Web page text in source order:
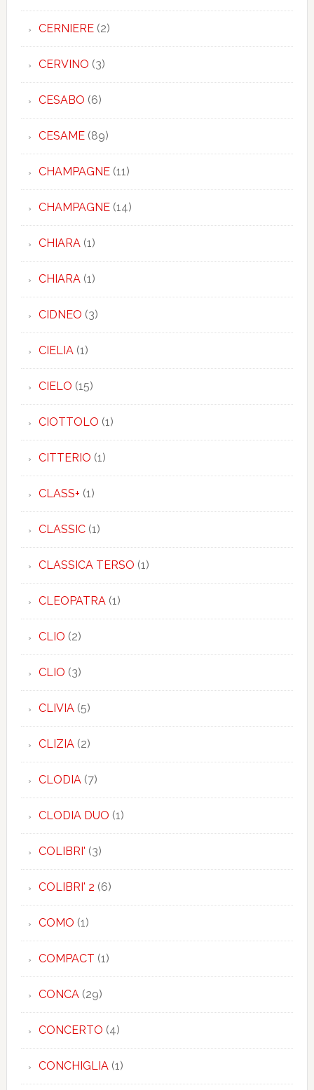
CERNIERE(2)
CERVINO (3)
CESABO (6)
CESAME(89)
CHAMPAGNE(11)
CHAMPAGNE(14)
CHIARA(1)
CHIARA(1)
CIDNEO (3)
CIELIA(1)
CIELO (15)
CIOTTOLO (1)
CITTERIO (1)
CLASS+ (1)
CLASSIC(1)
CLASSICA TERSO (1)
CLEOPATRA(1)
CLIO (2)
CLIO (3)
CLIVIA(5)
CLIZIA(2)
CLODIA(7)
CLODIA DUO (1)
COLIBRI' (3)
COLIBRI' 2 (6)
COMO (1)
COMPACT (1)
CONCA(29)
CONCERTO (4)
CONCHIGLIA(1)